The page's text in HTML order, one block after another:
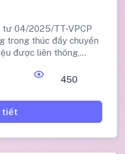
tư 04/2025/TT-VPCP
trong thúc đẩy chuyển
được liên thông,
cấp lại thông tin khi
450
tiết